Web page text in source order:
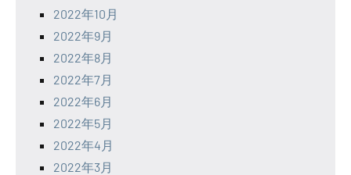
2022年10月
2022年9月
2022年8月
2022年7月
2022年6月
2022年5月
2022年4月
2022年3月